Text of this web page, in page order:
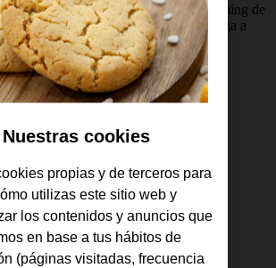
videojuegos o accesorios gaming de
la tienda gamer de Orange ¡Paga a
Lite
Nuestras cookies
propias y de terceros para
utilizas este sitio web y
los contenidos y anuncios que
en base a tus hábitos de
(páginas visitadas, frecuencia